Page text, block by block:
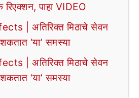
पाहा VIDEO
| अतिरिक्त मिठाचे सेवन
‘या’ समस्या
| अतिरिक्त मिठाचे सेवन
‘या’ समस्या